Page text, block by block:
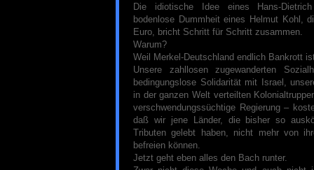
Die idiotische Idee eines Hans-
bodenlose Dummheit eines Helmut Kohl,
Euro, bricht Schritt für Schritt zusammen.
Warum?
Weil Merkel-Deutschland endlich Bankrott
Unsere zahllosen zugewanderten
bedingungslose Solidarität mit Israel,
in der ganzen Welt verteilten
verschwendungssüchtige Regierung –
daß wir jene Länder, die bisher so
Tributen gelebt haben, nicht mehr von
befreien können.
Jetzt geht eben alles den Bach runter.